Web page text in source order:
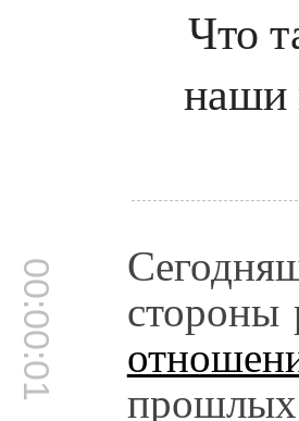
Что
наши
00:00:01 стороны